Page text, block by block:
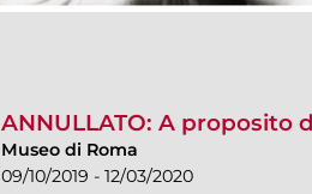
ANNULLATO: A proposito
Museo di Roma
09/10/2019 - 12/03/2020